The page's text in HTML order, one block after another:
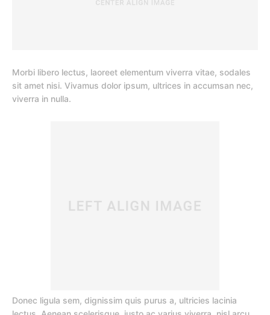
Morbi libero lectus, laoreet elementum viverra vitae, sodales
sit amet nisi. Vivamus dolor ipsum, ultrices in accumsan nec,
viverra in nulla.
Donec ligula sem, dignissim quis purus a, ultricies lacinia